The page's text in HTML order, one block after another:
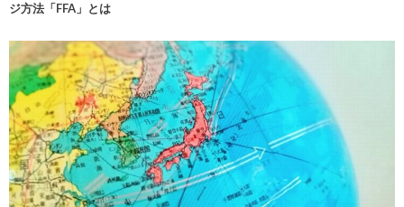
ジ方法「FFA」とは